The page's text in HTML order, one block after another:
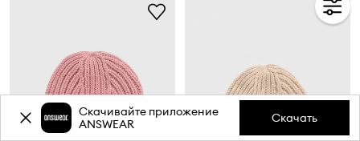
Скачивайте приложение
ANSWEAR
Скачать